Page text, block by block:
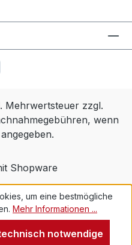
Mehrwertsteuer zzgl.
wenn
Shopware
um eine bestmögliche
Mehr Informationen ...
notwendige